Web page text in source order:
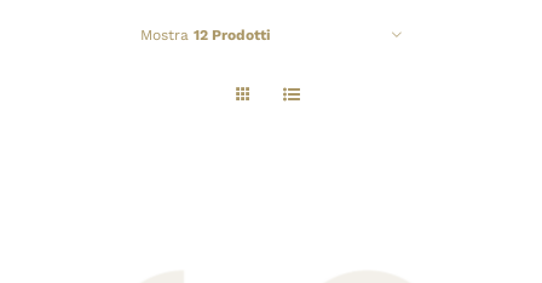
Mostra 12 Prodotti